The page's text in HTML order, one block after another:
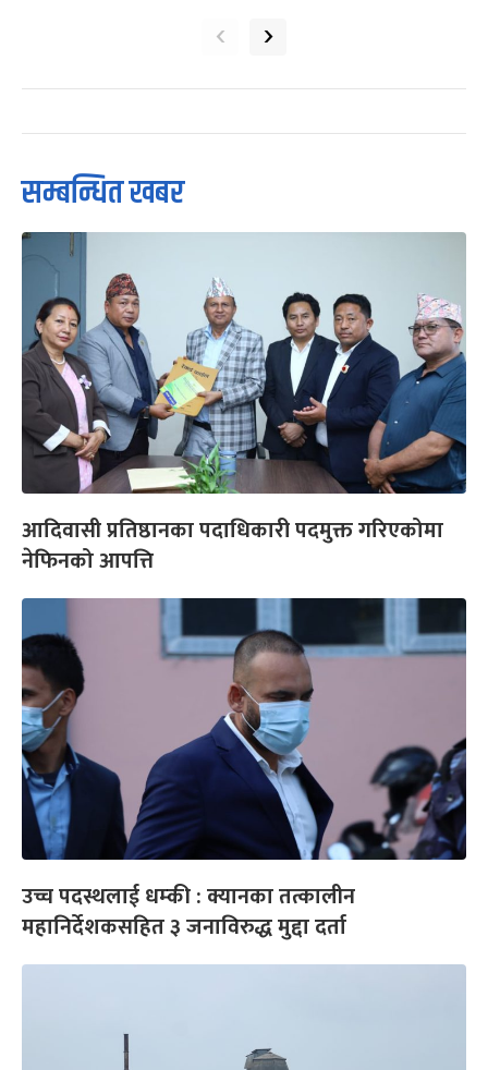
‹ ›
सम्बन्धित खबर
आदिवासी प्रतिष्ठानका पदाधिकारी पदमुक्त गरिएकोमा
नेफिनको आपत्ति
उच्च पदस्थलाई धम्की : क्यानका तत्कालीन
महानिर्देशकसहित ३ जनाविरुद्ध मुद्दा दर्ता